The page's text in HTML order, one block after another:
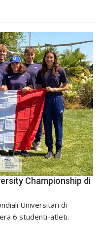
Championship di
Universitari di
6 studenti-atleti.